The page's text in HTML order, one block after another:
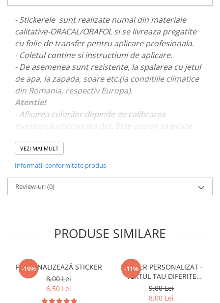
PARASOLARE
PAUL WALKER STICKER
PENTRU FETE
PRODUSE IN TRENDING
SETURI STICKERE
STICKERE CAPAC REZERVOR
STICKERE CRĂCIUN
STICKERE CU ANIMALE
STICKERE JDM
STICKERE PENTRU CAPOTA
STICKERE PENTRU LATERALE
STICKERE PERSONALIZATE
STICKERE UTILAJE AGRICOLE
STICKERE PERSONALIZATE
PRODUSE PERSONALIZATE FIRME
CARTI DE VIZITA
- Stickerele sunt realizate numai din materiale
calitative-ORACAL/ORAFOL si se livreaza pregatite
cu folie de transfer pentru aplicare profesionala.
- Coletul contine si instructiuni de aplicare.
- De asemenea sunt rezistente, la spalarea cu jetul
de apa, la zapada, soare etc.(la conditiile climatice
din Romania, respectiv Europa).
Atentie!
- Afisarea culorilor depinde de calibrarea
monitorului/ecranului dvs. Este posibil sa existe
- Pentru stickere personalizate si pentru a vizualiza
portofoliul nostru va rugam sa ne contactati
VEZI MAI MULT
Informatii conformitate produs
Review-uri(0)
PRODUSE SIMILARE
-19%
PERSONALIZEAZĂ STICKER
8,00 Lei
6,50 Lei
-11%
STICKER PERSONALIZAT -
TEXTUL TAU DIFERITE
FONTURI
9,00 Lei
8,00 Lei